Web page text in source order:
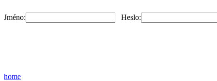
Jméno: Heslo:
home